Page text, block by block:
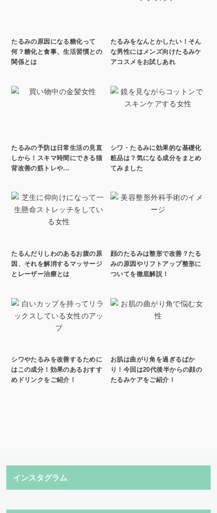
たるみの原因になる糖化って
何？糖化と食事、生活習慣との
関係とは
たるみをなんとかしたい！そん
な男性にはメンズ向けたるみケ
アコスメをお試しあれ
たるみの予防は日常生活の見直
しから！スキマ時間にできる猫
背改善の筋トレや…
シワ・たるみに効果的な基礎化
粧品は？気になる成分をまとめ
てみました
たるんだりしわのあるお腹の原
因、それを解消するマッサージ
とレーザー治療とは
顔のたるみは整形で改善？たる
みの原因やリフトアップ整形に
ついてを徹底解説！
シワやたるみを改善するために
はこの成分！効果のあるおすす
めドリンクをご紹介！
お肌は曲がり角を過ぎるばか
り！今回は20代後半からの顔の
たるみケアをご紹介！
インスタグラム